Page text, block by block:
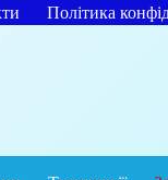
Політика